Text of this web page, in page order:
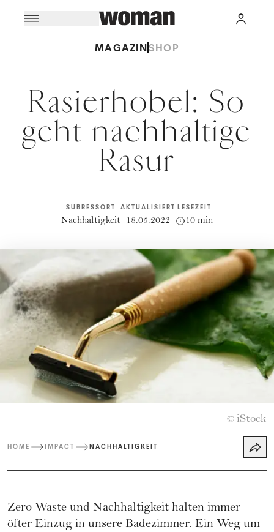
MAGAZINSHOP
Rasierhobel: So
geht nachhaltige
Rasur
SUBRESSORT
Nachhaltigkeit
AKTUALISIERT
18.05.2022
LESEZEIT
10 min
© iStock
HOME IMPACT NACHHALTIGKEIT
Zero Waste und Nachhaltigkeit halten immer
öfter Einzug in unsere Badezimmer. Ein Weg um